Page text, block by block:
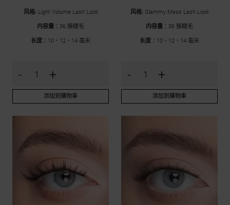
风格: Light Volume Lash Look
内容量 ：36 簇睫毛
长度 ：10、12、14 毫米
- +
添加到購物車
风格: Glammy Mess Lash Look
内容量 ：36 簇睫毛
长度 ：10、12、14 毫米
- +
添加到購物車